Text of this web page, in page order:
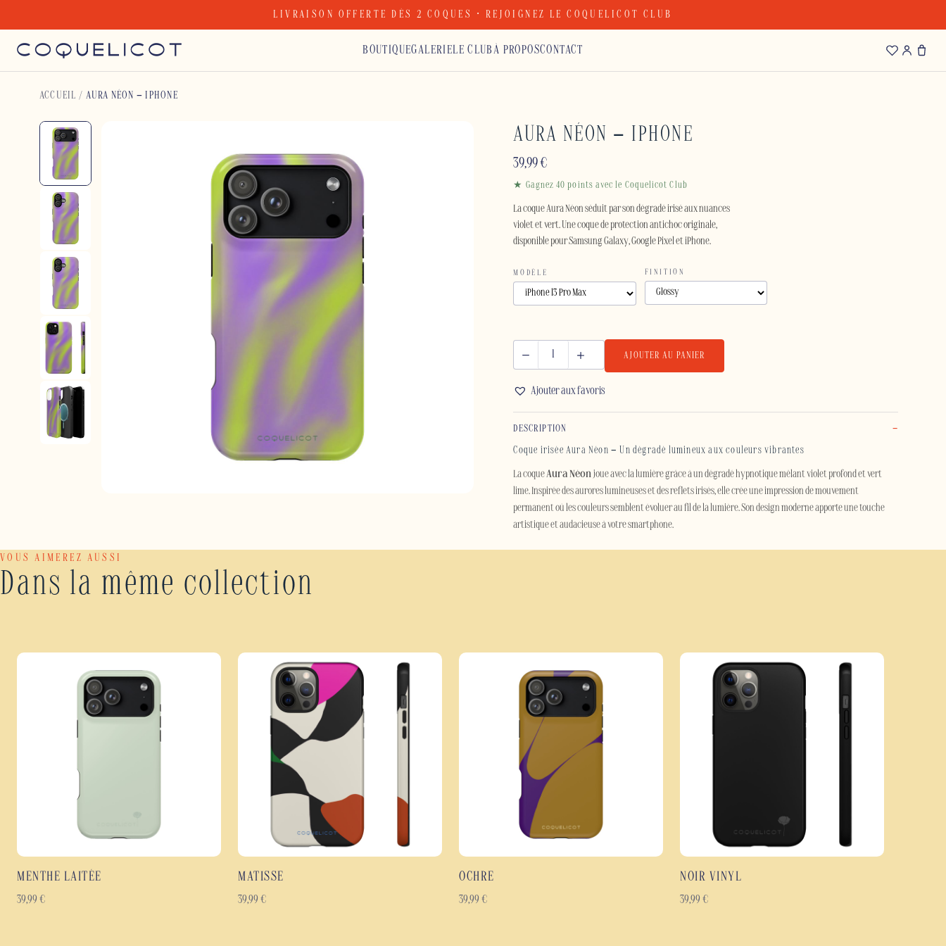
content
LIVRAISON OFFERTE DÈS 2 COQUES · REJOIGNEZ LE COQUELICOT CLUB
BOUTIQUEGALERIELE CLUBÀ PROPOSCONTACT
ACCUEIL / AURA NÉON – IPHONE
AURA NÉON – IPHONE
39,99€
★ Gagnez 40 points avec le Coquelicot Club
La coque Aura Néon séduit par son dégradé irisé aux nuances
violet et vert. Une coque de protection antichoc originale,
disponible pour Samsung Galaxy, Google Pixel et iPhone.
MODÈLE FINITION
AURA
NÉON
-
IPHONE
AJOUTER AU PANIER
Ajouter aux favoris
DESCRIPTION
Coque irisée Aura Néon – Un dégradé lumineux aux couleurs vibrantes
La coqueAura Néon joue avec la lumière grâce à un dégradé hypnotique mêlant violet profond et vert
lime. Inspirée des aurores lumineuses et des reflets irisés, elle crée une impression de mouvement
permanent où les couleurs semblent évoluer au fil de la lumière. Son design moderne apporte une touche
artistique et audacieuse à votre smartphone.
rigide en polycarbonate à un intérieur en TPU souple afin d'absorber les impacts tout en conservant une
coque fine, légère et agréable à utiliser.
L'impression haute définition couvre l'ensemble de la coque, y compris les bords, pour mettre en valeur
chaque nuance du dégradé. Disponible en finition brillante ou mate, elle garantit un rendu durable et des
couleurs éclatantes au fil du temps.
Les points forts de la coque Aura Néon
Coque de protection antichoc à double couche : polycarbonate rigide et TPU souple.
Design irisé avec dégradé violet et vert aux reflets lumineux.
Impression haute définition sur toute la coque, bords inclus.
Matériaux résistants conçus pour durer.
VOUS AIMEREZ AUSSI
Dans la même collection
MENTHE LAITÉE
39,99 €
MATISSE
39,99 €
OCHRE
39,99 €
NOIR VINYL
39,99 €